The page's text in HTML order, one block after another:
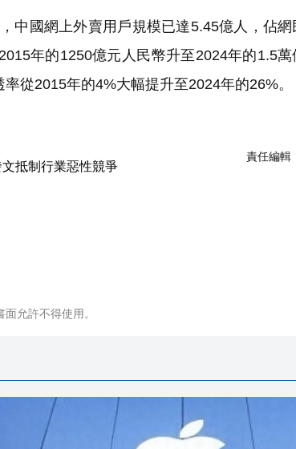
中國網上外賣用戶規模已達5.45億人，佔網
年的1250億元人民幣升至2024年的1.5萬
從2015年的4%大幅提升至2024年的26%
責任編輯
允許不得使用。